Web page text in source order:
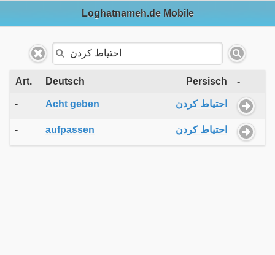
Loghatnameh.de Mobile
Art. Deutsch Persisch -
- Acht geben احتیاط کردن
- aufpassen احتیاط کردن